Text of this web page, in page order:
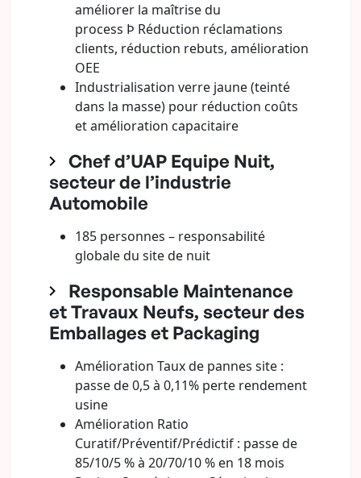
améliorer la maîtrise du
process Þ Réduction réclamations
clients, réduction rebuts, amélioration
OEE
Industrialisation verre jaune (teinté
dans la masse) pour réduction coûts
et amélioration capacitaire
Chef d’UAP Equipe Nuit,
secteur de l’industrie
Automobile
185 personnes – responsabilité
globale du site de nuit
Responsable Maintenance
et Travaux Neufs, secteur des
Emballages et Packaging
Amélioration Taux de pannes site :
passe de 0,5 à 0,11% perte rendement
usine
Amélioration Ratio
Curatif/Préventif/Prédictif : passe de
85/10/5 % à 20/70/10 % en 18 mois